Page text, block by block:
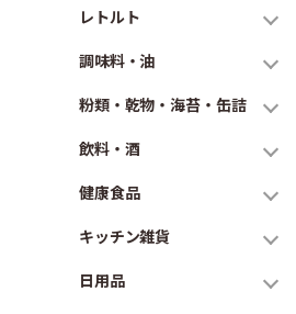
レトルト
調味料・油
粉類・乾物・海苔・缶詰
飲料・酒
健康食品
キッチン雑貨
日用品